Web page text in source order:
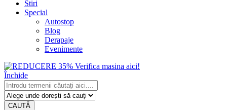
Stiri
Special
Autostop
Blog
Derapaje
Evenimente
Închide
CAUTĂ